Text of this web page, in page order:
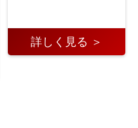
詳しく見る ＞